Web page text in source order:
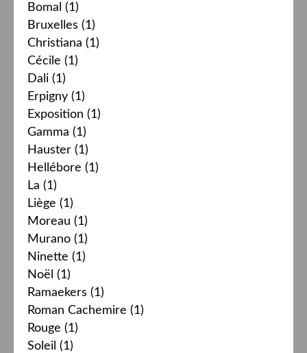
Bomal (1)
Bruxelles (1)
Christiana (1)
Cécile (1)
Dali (1)
Erpigny (1)
Exposition (1)
Gamma (1)
Hauster (1)
Hellébore (1)
La (1)
Liège (1)
Moreau (1)
Murano (1)
Ninette (1)
Noël (1)
Ramaekers (1)
Roman Cachemire (1)
Rouge (1)
Soleil (1)